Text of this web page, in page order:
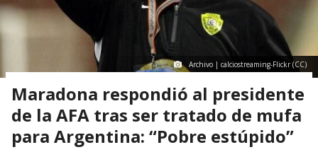
Archivo | calciostreaming-Flickr (CC)
Maradona respondió al presidente
de la AFA tras ser tratado de mufa
para Argentina: “Pobre estúpido”